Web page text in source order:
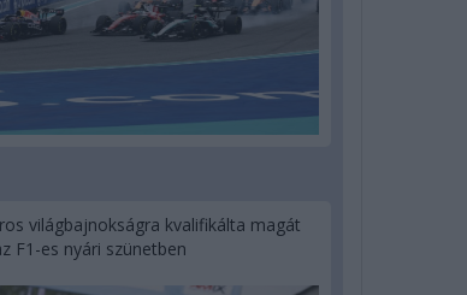
világbajnokságra kvalifikálta magát
F1-es nyári szünetben